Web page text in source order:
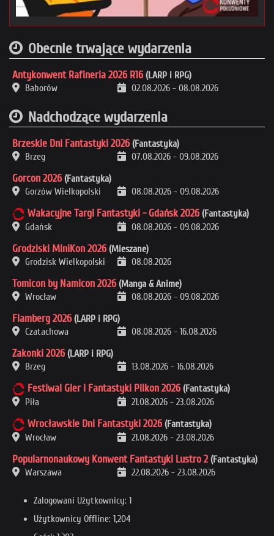
Obecnie trwające wydarzenia
Antykonwent Rafineria 2026 R16 (LARP i RPG)
Baborów
02.08.2026 - 08.08.2026
Nadchodzące wydarzenia
Brzeskie Dni Fantastyki 2026 (Fantastyka)
Brzeg
07.08.2026 - 09.08.2026
Gorcon 2026 (Fantastyka)
Gorzów Wielkopolski
08.08.2026 - 09.08.2026
Wakacyjne Targi Fantastyki - Gdańsk 2026 (Fantastyka)
Gdańsk
08.08.2026 - 09.08.2026
Grodziski MiniKon 2026 (Mieszane)
Grodzisk Wielkopolski
08.08.2026
Tomicon by Namicon 2026 (Manga & Anime)
Wrocław
08.08.2026 - 09.08.2026
Flamberg 2026 (LARP i RPG)
Czatachowa
08.08.2026 - 16.08.2026
Zakonki 2026 (LARP i RPG)
Brzeg
13.08.2026 - 16.08.2026
Festiwal Gier i Fantastyki Pilkon 2026 (Fantastyka)
Piła
21.08.2026 - 23.08.2026
Wrocławskie Dni Fantastyki 2026 (Fantastyka)
Wrocław
21.08.2026 - 23.08.2026
Popularnonaukowy Konwent Fantastyki Lustro 2 (Fantastyka)
Warszawa
22.08.2026 - 23.08.2026
Zalogowani Użytkownicy: 1
Użytkownicy Offline: 1,204